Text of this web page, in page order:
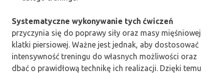
Systematyczne wykonywanie tych ćwiczeń
przyczynia się do poprawy siły oraz masy mięśniowej
klatki piersiowej. Ważne jest jednak, aby dostosować
intensywność treningu do własnych możliwości oraz
dbać o prawidłową technikę ich realizacji. Dzięki temu